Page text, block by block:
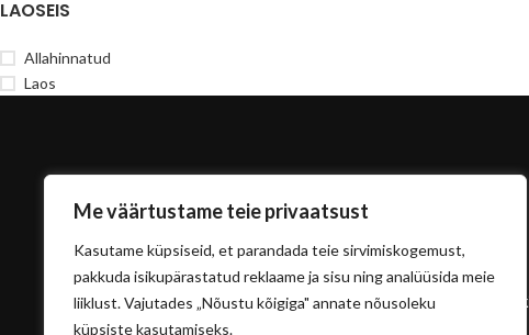
Me väärtustame teie privaatsust
Kasutame küpsiseid, et parandada teie sirvimiskogemust,
pakkuda isikupärastatud reklaame ja sisu ning analüüsida meie
liiklust. Vajutades „Nõustu kõigiga" annate nõusoleku
küpsiste kasutamiseks.
LAOSEIS
Allahinnatud
Laos